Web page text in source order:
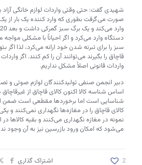
شهیدی گفت: حتی وقتی واردات لوازم خانگی آزاد
دستگاه وارد می‌کرد و اگر احیاناً با مشکلی
سبز را برای تبرئه شدن خود ارائه می‌کرد، لذا اگر
قاچاق را بگیرند می‌توانند آن را کم کنند. اگر
واردات قانونی اصلاً مشکل نداریم.
دبیر انجمن صنفی تولیدکنندگان لوازم صوتی و
اساس شناسه کالا اکنون کالای قاچاق از غیرقاچاق
شناسایی است اما برخوردها مقطعی است ضمن
کالای قاچاق را در مغازه‌ها نگهداری نمی‌کنند و
نمونه در مغازه نگهداری می‌کنند و بقیه کالاها در
می‌شود که امکان ورود بازرسین نیز به آن وجود
اشتراک گذاری 2